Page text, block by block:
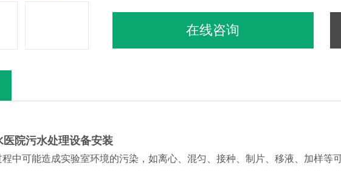
在线咨询
院污水处理设备安装
中可能造成实验室环境的污染，如离心、混匀、接种、制片、移液、加样等